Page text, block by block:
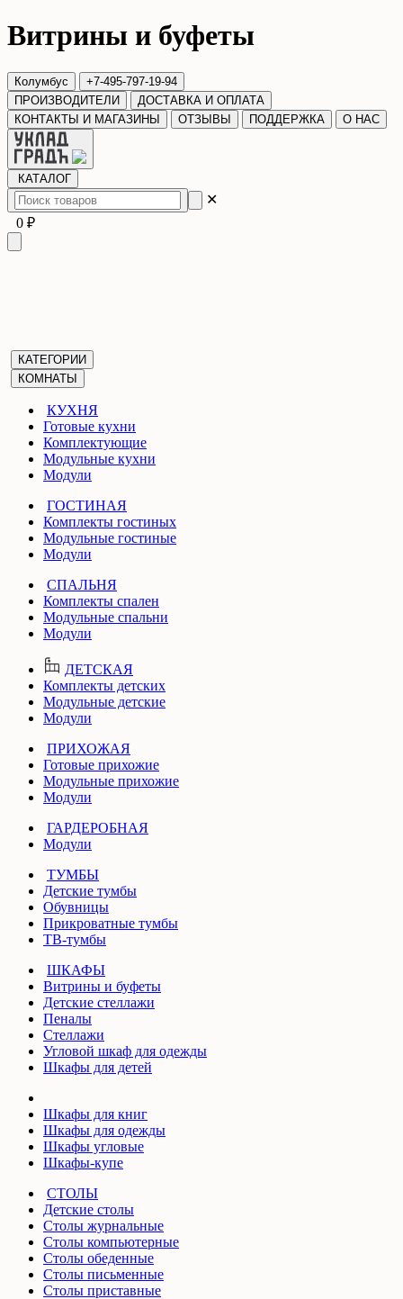
Витрины и буфеты
Колумбус
+7-495-797-19-94
ПРОИЗВОДИТЕЛИ
ДОСТАВКА И ОПЛАТА
КОНТАКТЫ И МАГАЗИНЫ
ОТЗЫВЫ ПОДДЕРЖКА О НАС
КАТАЛОГ
✕
0 ₽
КАТЕГОРИИ
КОМНАТЫ
КУХНЯ
Готовые кухни
Комплектующие
Модульные кухни
Модули
ГОСТИНАЯ
Комплекты гостиных
Модульные гостиные
Модули
СПАЛЬНЯ
Комплекты спален
Модульные спальни
Модули
ДЕТСКАЯ
Комплекты детских
Модульные детские
Модули
ПРИХОЖАЯ
Готовые прихожие
Модульные прихожие
Модули
ГАРДЕРОБНАЯ
Модули
ТУМБЫ
Детские тумбы
Обувницы
Прикроватные тумбы
ТВ-тумбы
ШКАФЫ
Витрины и буфеты
Детские стеллажи
Пеналы
Стеллажи
Угловой шкаф для одежды
Шкафы для детей
Шкафы для книг
Шкафы для одежды
Шкафы угловые
Шкафы-купе
СТОЛЫ
Детские столы
Столы журнальные
Столы компьютерные
Столы обеденные
Столы письменные
Столы приставные